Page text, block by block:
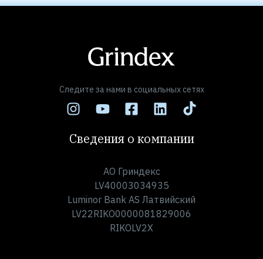
Следите за нами в социальных сетях
Сведения о компании
АО Гриндекс
LV40003034935
Luminor Bank AS Латвийский
LV22RIKO0000081829006
RIKOLV2X